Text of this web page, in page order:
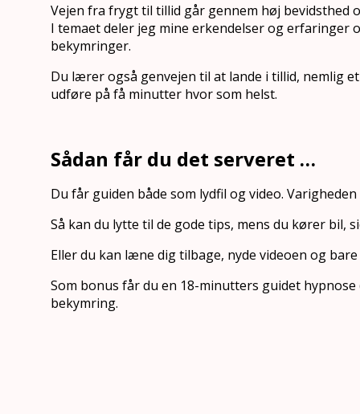
Vejen fra frygt til tillid går gennem høj bevidsthed
I temaet deler jeg mine erkendelser og
bekymringer.
Du lærer også genvejen til at lande i tillid, nemlig
udføre på få minutter hvor som helst.
Sådan får du det serveret …
Du får guiden både som lydfil og video. Varigheden
Så kan du lytte til de gode tips, mens du kører bil,
Eller du kan læne dig tilbage, nyde videoen og
Som bonus får du en 18-minutters guidet
bekymring.